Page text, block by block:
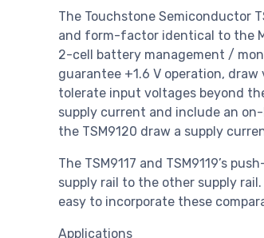
The Touchstone Semiconductor
and form-factor identical to the
2-cell battery management /
guarantee +1.6 V operation,
tolerate input voltages beyond
supply current and include an on-
the TSM9120 draw a supply
The TSM9117 and TSM9119’s
supply rail to the other supply
easy to incorporate these
Applications